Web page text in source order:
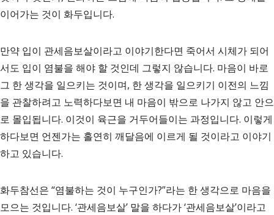
이어가는 것이 화두입니다.
만약 입이 관세음보살이라고 이야기한다면 죽어서 시체가 되어
서도 입이 염불을 해야 할 것인데 그렇지 않습니다. 마음이 바로
그 한 생각을 일으키는 것이며, 한 생각을 일으키기 이전의 느낌
을 관찰하려고 노력하다보면 내 마음이 밖으로 나가지 않고 안으
로 몰입됩니다. 이것이 육근을 거두어들이는 과정입니다. 이렇게
하다보면 언젠가는 홀연히 깨달음에 이르게 될 것이라고 이야기
하고 있습니다.
화두참선은 “염불하는 것이 누구인가?”라는 한 생각으로 마음을
모으는 것입니다. ‘관세음보살’ 말을 하다가 ‘관세음보살’이라고